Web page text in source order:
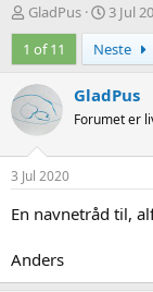
T
r
å
d
s
t
a
r
e
r
GladPus
O
p
p
r
e
t
3 Jul
1 of 11
Neste
GladPus
Forumet er
3 Jul 2020
En navnetråd til,
Anders